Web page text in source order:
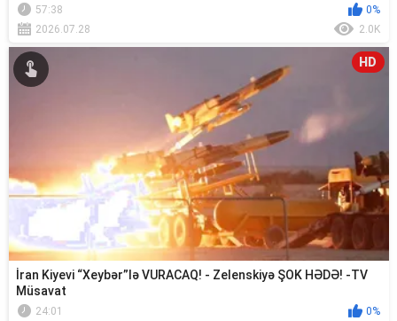
57:38
0%
2026.07.28
2.0K
HD
İran Kiyevi “Xeybər”lə VURACAQ! - Zelenskiyə ŞOK HƏDƏ! -TV
Müsavat
24:01
0%